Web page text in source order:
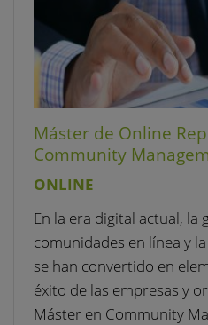
Máster de Online
Community
ONLINE
En la era digital actual, la
comunidades en línea y
se han convertido en
éxito de las empresas y
Máster en Community